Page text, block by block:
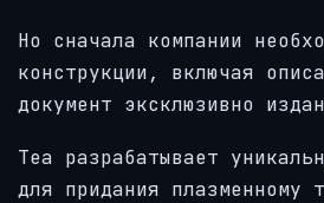
Но сначала компании
конструкции, включая
документ эксклюзивно
Теа разрабатывает
для придания